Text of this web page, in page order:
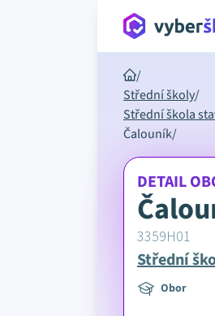
/
Střední školy/
Střední škola
Čalouník/
DETAIL
3359H01
Střední
Obor